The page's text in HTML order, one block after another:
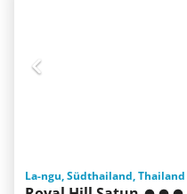
La-ngu, Südthailand, Thailand